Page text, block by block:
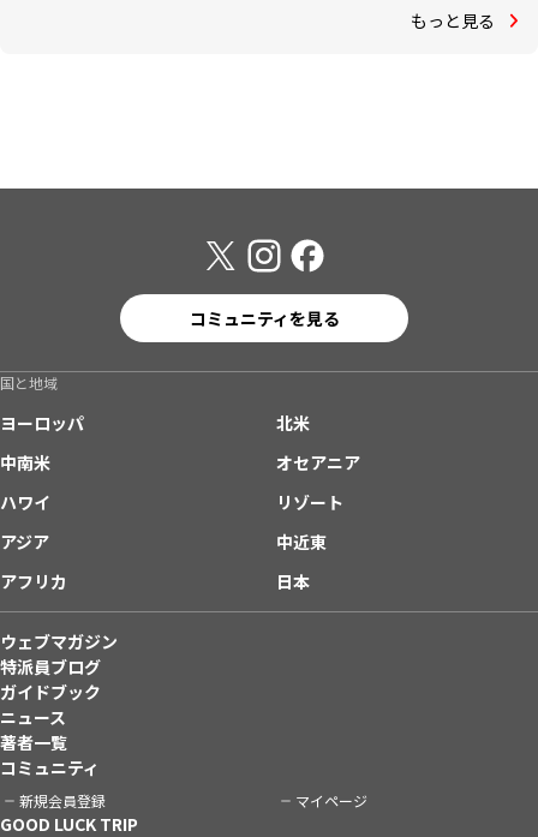
もっと見る
コミュニティを見る
国と地域
ヨーロッパ
北米
中南米
オセアニア
ハワイ
リゾート
アジア
中近東
アフリカ
日本
ウェブマガジン
特派員ブログ
ガイドブック
ニュース
著者一覧
コミュニティ
新規会員登録 マイページ
GOOD LUCK TRIP